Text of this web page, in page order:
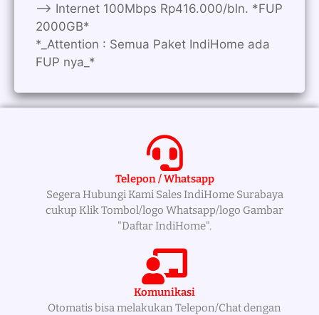
—> Internet 100Mbps Rp416.000/bln. *FUP
2000GB*
*_Attention : Semua Paket IndiHome ada
FUP nya_*
Telepon / Whatsapp
Segera Hubungi Kami Sales IndiHome Surabaya
cukup Klik Tombol/logo Whatsapp/logo Gambar
"Daftar IndiHome".
Komunikasi
Otomatis bisa melakukan Telepon/Chat dengan